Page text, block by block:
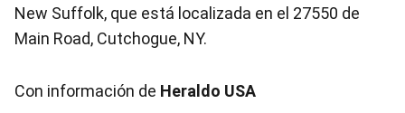
New Suffolk, que está localizada en el 27550 de
Main Road, Cutchogue, NY.
Con información de Heraldo USA